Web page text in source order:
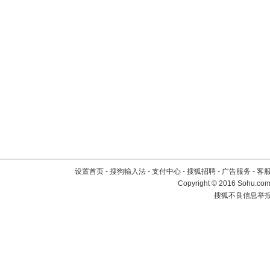
设置首页 - 搜狗输入法 - 支付中心 - 搜狐招聘 - 广告服务 - 客
Copyright©2016
搜狐不良信息举